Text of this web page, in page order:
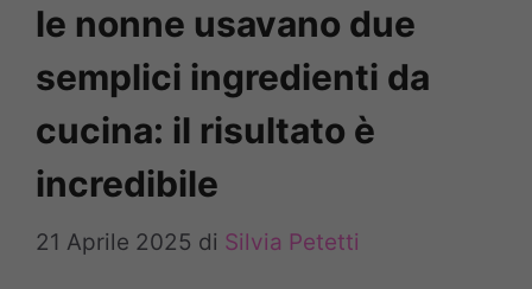
le nonne usavano due
semplici ingredienti da
cucina: il risultato è
incredibile
21 Aprile 2025 di Silvia Petetti